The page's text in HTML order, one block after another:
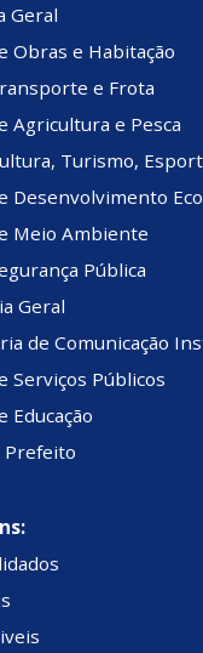
Geral
Obras e Habitação
e Frota
Agricultura e Pesca
Turismo,
Desenvolvimento
Meio Ambiente
Pública
Geral
de Comunicação
Serviços Públicos
Educação
Prefeito